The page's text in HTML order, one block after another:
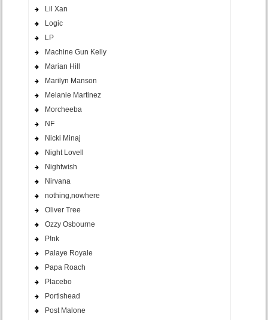
Lil Xan
Logic
LP
Machine Gun Kelly
Marian Hill
Marilyn Manson
Melanie Martinez
Morcheeba
NF
Nicki Minaj
Night Lovell
Nightwish
Nirvana
nothing,nowhere
Oliver Tree
Ozzy Osbourne
P!nk
Palaye Royale
Papa Roach
Placebo
Portishead
Post Malone